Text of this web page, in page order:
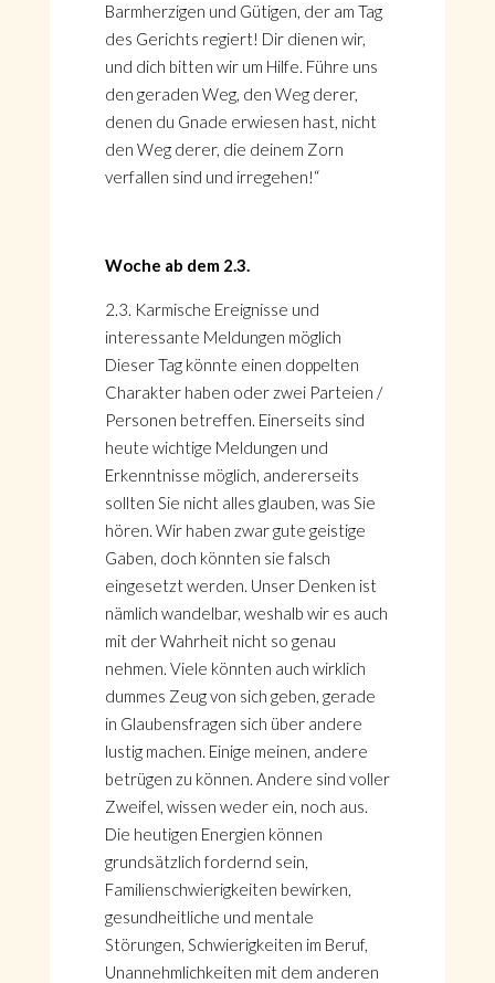
Barmherzigen und Gütigen, der am Tag
des Gerichts regiert! Dir dienen wir,
und dich bitten wir um Hilfe. Führe uns
den geraden Weg, den Weg derer,
denen du Gnade erwiesen hast, nicht
den Weg derer, die deinem Zorn
verfallen sind und irregehen!“
Woche ab dem 2.3.
2.3. Karmische Ereignisse und
interessante Meldungen möglich
Dieser Tag könnte einen doppelten
Charakter haben oder zwei Parteien /
Personen betreffen. Einerseits sind
heute wichtige Meldungen und
Erkenntnisse möglich, andererseits
sollten Sie nicht alles glauben, was Sie
hören. Wir haben zwar gute geistige
Gaben, doch könnten sie falsch
eingesetzt werden. Unser Denken ist
nämlich wandelbar, weshalb wir es auch
mit der Wahrheit nicht so genau
nehmen. Viele könnten auch wirklich
dummes Zeug von sich geben, gerade
in Glaubensfragen sich über andere
lustig machen. Einige meinen, andere
betrügen zu können. Andere sind voller
Zweifel, wissen weder ein, noch aus.
Die heutigen Energien können
grundsätzlich fordernd sein,
Familienschwierigkeiten bewirken,
gesundheitliche und mentale
Störungen, Schwierigkeiten im Beruf,
Unannehmlichkeiten mit dem anderen